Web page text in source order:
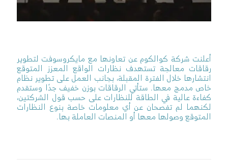
أعلنت شركة كوالكوم عن تعاونها مع مايكروسوفت لتطوير
رقاقات معالجة تستهدف نظارات الواقع المعزز المتوقع
انتشارها خلال الفترة المقبلة، بجانب العمل على تطوير نظام
خاص مدمج معها. ستأتي الرقاقات بوزن خفيف جدًا وستقدم
كفاءة عالية في الطاقة للنظارات على حسب قول الشركتين،
لكنهما لم تفصحان عن أي معلومات خاصة بنوع النظارات
المتوقع وصولها معها أو المنصات العاملة بها.